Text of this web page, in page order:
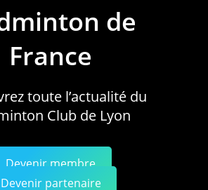
de
France
toute l’actualité du
Club de Lyon
Devenir membre
Devenir partenaire